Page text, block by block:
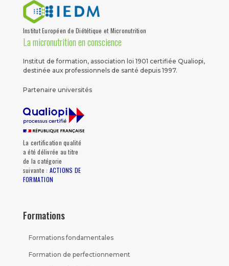
Institut Européen de Diététique et Micronutrition
La micronutrition en conscience
Institut de formation, association loi 1901 certifiée Qualiopi,
destinée aux professionnels de santé depuis 1997.
Partenaire universités
La certification qualité
a été délivrée au titre
de la catégorie
suivante : ACTIONS DE
FORMATION
Formations
Formations fondamentales
Formation de perfectionnement